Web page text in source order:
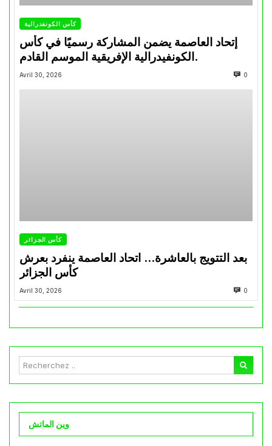
كأس الكونفدرالية
إتحاد العاصمة يضمن المشاركة رسميًا في كأس
الكونفيدرالية الإفريقية الموسم القادم.
Avril 30, 2026 0
كأس الجزائر
بعد التتويج بالعاشرة… اتحاد العاصمة ينفرد بعرش
كأس الجزائر
Avril 30, 2026 0
وين الماتش